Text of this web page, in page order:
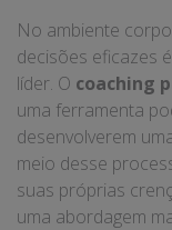
No ambiente
decisões eficazes
líder. O coaching
uma ferramenta
desenvolverem
meio desse
suas próprias
uma abordagem